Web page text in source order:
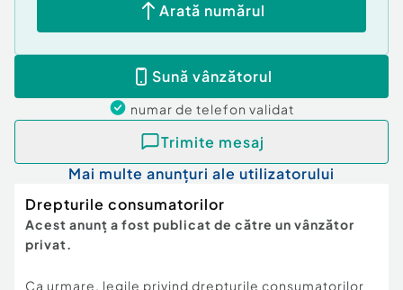
Arată numărul
Sună vânzătorul
numar de telefon validat
Trimite mesaj
Mai multe anunțuri ale utilizatorului
Drepturile consumatorilor
Acest anunț a fost publicat de către un vânzător
privat.
Ca urmare, legile privind drepturile consumatorilor